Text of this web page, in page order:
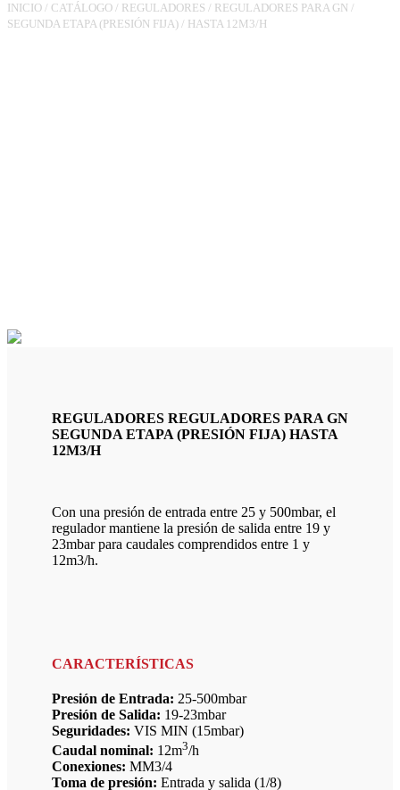
INICIO / CATÁLOGO / REGULADORES / REGULADORES PARA GN /
SEGUNDA ETAPA (PRESIÓN FIJA) / HASTA 12M3/H
REGULADORES REGULADORES PARA GN
SEGUNDA ETAPA (PRESIÓN FIJA) HASTA
12M3/H
Con una presión de entrada entre 25 y 500mbar, el
regulador mantiene la presión de salida entre 19 y
23mbar para caudales comprendidos entre 1 y
12m3/h.
CARACTERÍSTICAS
Presión de Entrada: 25-500mbar
Presión de Salida: 19-23mbar
Seguridades: VIS MIN (15mbar)
Caudal nominal: 12m3/h
Conexiones: MM3/4
Toma de presión: Entrada y salida (1/8)